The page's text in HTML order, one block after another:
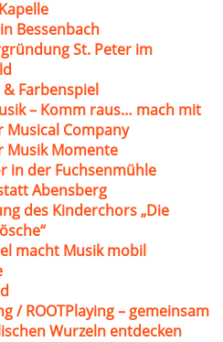
Bessenbach
St. Peter im
Farbenspiel
– Komm raus… mach mit
Musical Company
Musik Momente
in der Fuchsenmühle
Abensberg
des Kinderchors „Die
macht Musik mobil
/ ROOTPlaying – gemeinsam
Wurzeln entdecken